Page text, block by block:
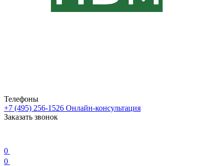
Телефоны
+7 (495) 256-1526 Онлайн-консультация
Заказать звонок
0
0